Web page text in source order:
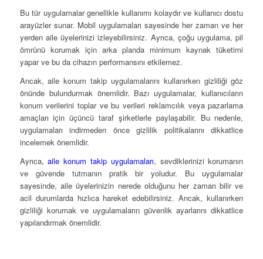
Bu tür uygulamalar genellikle kullanımı kolaydır ve kullanıcı dostu
arayüzler sunar. Mobil uygulamaları sayesinde her zaman ve her
yerden aile üyelerinizi izleyebilirsiniz. Ayrıca, çoğu uygulama, pil
ömrünü korumak için arka planda minimum kaynak tüketimi
yapar ve bu da cihazın performansını etkilemez.
Ancak, aile konum takip uygulamalarını kullanırken gizliliği göz
önünde bulundurmak önemlidir. Bazı uygulamalar, kullanıcıların
konum verilerini toplar ve bu verileri reklamcılık veya pazarlama
amaçları için üçüncü taraf şirketlerle paylaşabilir. Bu nedenle,
uygulamaları indirmeden önce gizlilik politikalarını dikkatlice
incelemek önemlidir.
Ayrıca,aile konum takip uygulamaları, sevdiklerinizi korumanın
ve güvende tutmanın pratik bir yoludur. Bu uygulamalar
sayesinde, aile üyelerinizin nerede olduğunu her zaman bilir ve
acil durumlarda hızlıca hareket edebilirsiniz. Ancak, kullanırken
gizliliği korumak ve uygulamaların güvenlik ayarlarını dikkatlice
yapılandırmak önemlidir.